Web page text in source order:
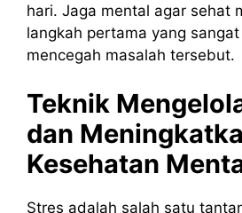
hari. Jaga mental agar sehat
langkah pertama yang
mencegah masalah tersebut.
Teknik
dan
Kesehatan
Stres adalah salah satu